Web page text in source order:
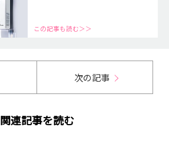
この記事も読む＞＞
次の記事
関連記事を読む